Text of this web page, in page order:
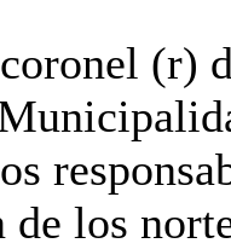
(r)
los